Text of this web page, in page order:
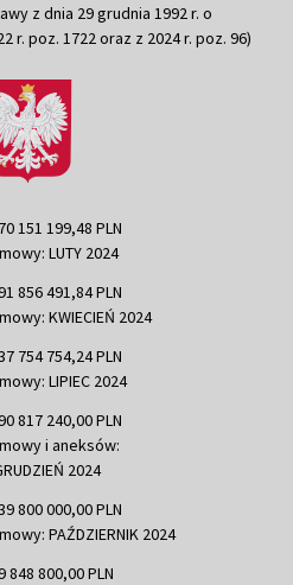
z dnia 29 grudnia 1992 r. o
r. poz. 1722 oraz z 2024 r. poz. 96)
151 199,48 PLN
LUTY 2024
856 491,84 PLN
KWIECIEŃ 2024
754 754,24 PLN
LIPIEC 2024
817 240,00 PLN
i aneksów:
2024
800 000,00 PLN
PAŹDZIERNIK 2024
800,00 PLN